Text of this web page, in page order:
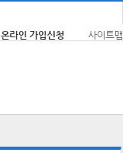
온라인 가입신청 사이트맵